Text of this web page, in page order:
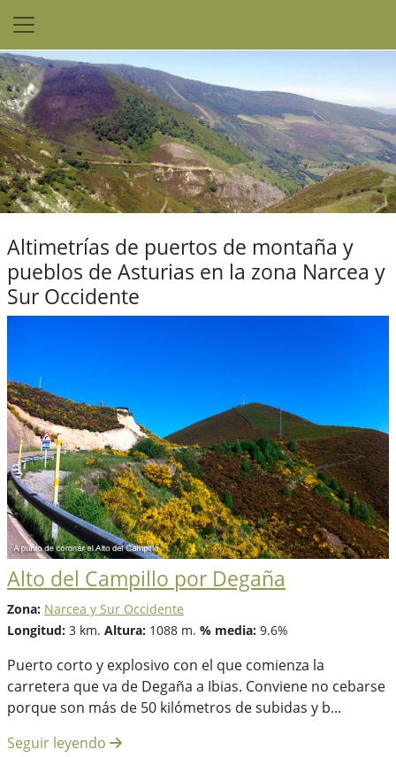
Altimetrías de puertos de montaña y
pueblos de Asturias en la zona Narcea y
Sur Occidente
Alto del Campillo por Degaña
Zona: Narcea y Sur Occidente
Longitud: 3 km. Altura: 1088 m. % media: 9.6%
Puerto corto y explosivo con el que comienza la
carretera que va de Degaña a Ibias. Conviene no cebarse
porque son más de 50 kilómetros de subidas y b...
Seguir leyendo